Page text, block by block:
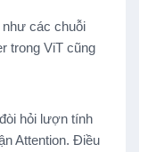
các chuỗi
trong ViT cũng
hỏi lượn tính
Attention. Điều